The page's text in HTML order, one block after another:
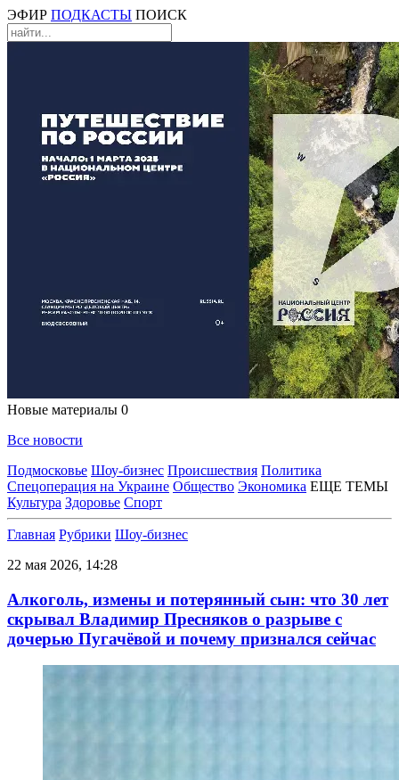
ЭФИР ПОДКАСТЫ ПОИСК
Новые материалы 0
Все новости
Подмосковье Шоу-бизнес Происшествия Политика
Спецоперация на Украине Общество Экономика ЕЩЕ ТЕМЫ
Культура Здоровье Спорт
Главная Рубрики Шоу-бизнес
22 мая 2026, 14:28
Алкоголь, измены и потерянный сын: что 30 лет
скрывал Владимир Пресняков о разрыве с
дочерью Пугачёвой и почему признался сейчас